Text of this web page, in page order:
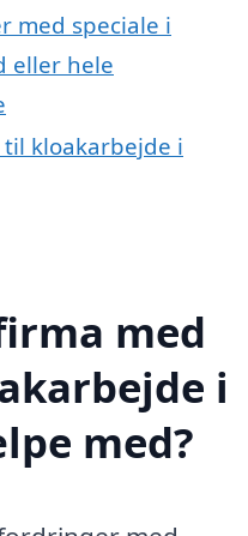
med speciale i
eller hele
kloakarbejde i
med
i
med?